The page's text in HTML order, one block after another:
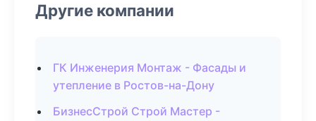
Другие компании
ГК Инженерия Монтаж - Фасады и
утепление в Ростов-на-Дону
БизнесСтрой Строй Мастер -